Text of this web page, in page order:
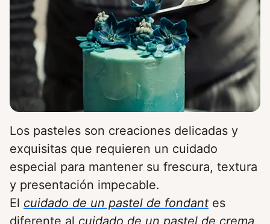
Los pasteles son creaciones delicadas y
exquisitas que requieren un cuidado
especial para mantener su frescura, textura
y presentación impecable.
El cuidado de un pastel de fondant es
diferente al cuidado de un pastel de crema